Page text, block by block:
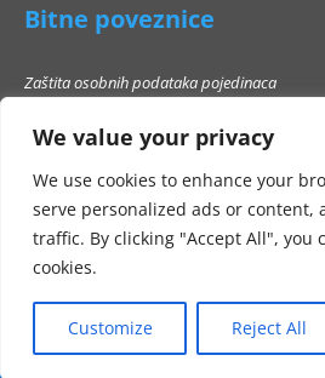
We value your privacy
We use cookies to enhance your
serve personalized ads or content,
traffic. By clicking "Accept All", you
cookies.
Customize Reject All
Bitne poveznice
Zaštita osobnih podataka pojedinaca
Popis poslovnih subjekata s kojima Grad
Sva prava pridržana Grad